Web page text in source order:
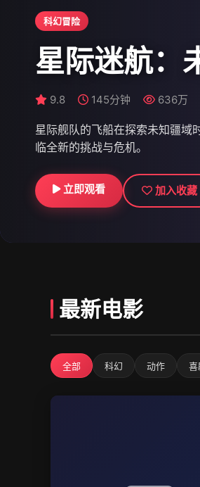
9.4 107分钟 705万
立即观看 加入收藏
科幻冒险
星际迷航：
9.8 145分钟 636万
星际舰队的飞船在探索未知疆域
临全新的挑战与危机。
立即观看 加入收藏
9.5 102分钟 777万
立即观看 加入收藏
最新电影
全部 科幻 动作 喜